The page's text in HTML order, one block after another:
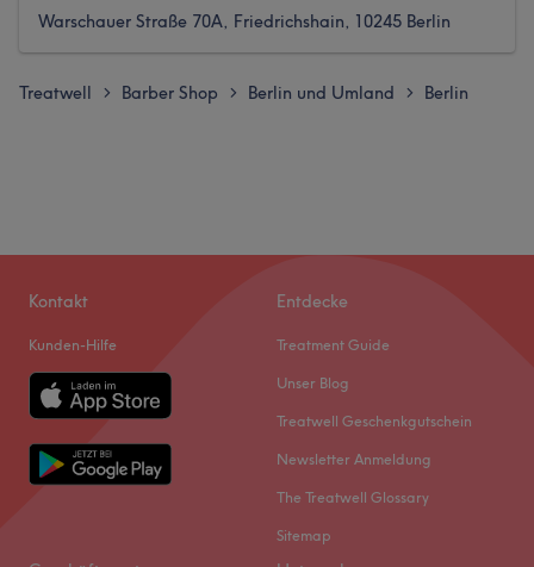
Warschauer Straße 70A, Friedrichshain, 10245 Berlin
Treatwell > Barber Shop > Berlin und Umland > Berlin
Kontakt
Kunden-Hilfe
Entdecke
Treatment Guide
Unser Blog
Treatwell Geschenkgutschein
Newsletter Anmeldung
The Treatwell Glossary
Sitemap